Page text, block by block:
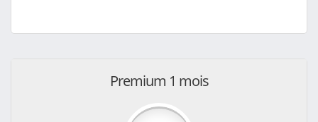
Premium 1 mois